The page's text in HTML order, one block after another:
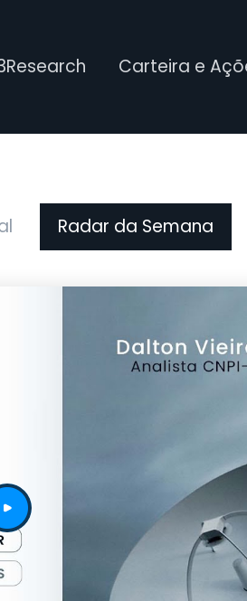
Carteira e
Radar da Semana